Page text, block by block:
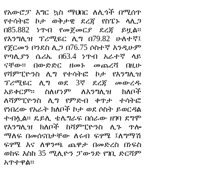
የአውሮፓ እግር ኳስ ማህበር ለሊጎች በሚሰጥ
የተሳትፎ ኮታ ወቅታዊ ደረጃ የስፔኑ ላሊጋ
በ85.882 ነጥብ የመጀመርያ ደረጃ ይዟል፡፡
የእንግሊዝ ፕሪሚዬር ሊግ በ79.82 ሁለተኛ፤
የጀርመን ቦንደስ ሊጋ በ76.75 ሶስተኛ እንዲሁም
የጣሊያን ሴሪኤ በ63.4 ነጥብ አራተኛ ላይ
ናቸው፡፡ በውድድር ዘመኑ መጨረሻ በዚሁ
የሻምፒዮንስ ሊግ የተሳትፎ ኮታ የእንግሊዝ
ፕሪሚዬር ሊግ ወደ 3ኛ ደረጃ መውረዱ
አይቀርም፡፡ ስለሆነም ለእንግሊዝ ክለቦች
ለሻምፒዮንስ ሊግ የምድብ ቀጥታ ተሳትፎ
የነበረው የአራት ክለቦች ኮታ ወደ ሶስት ይወርዳል
ተብሏል፡፡ ዴይሊ ቴሌግራፍ በሰራው ዘገባ ደግሞ
የእንግሊዝ ክለቦች ከሻምፒዮንስ ሊጉ ጥሎ
ማለፍ በመሰናበታቸው ለሩብ ፍፃሜ ፤ለግማሽ
ፍፃሜ እና ለዋንጫ ጨዋታ በመድረስ በነፍስ
ወከፍ እስከ 35 ሚሊዮን ፓውንድ የገቢ ድርሻም
አጥተዋል፡፡